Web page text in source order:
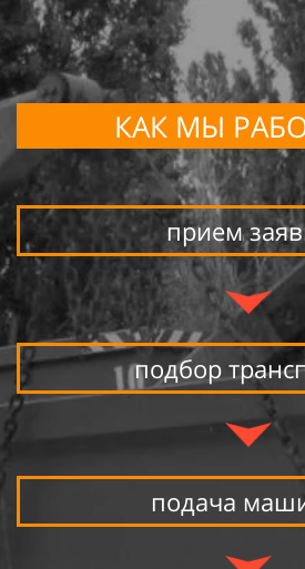
КАК МЫ
прием
подбор
подача